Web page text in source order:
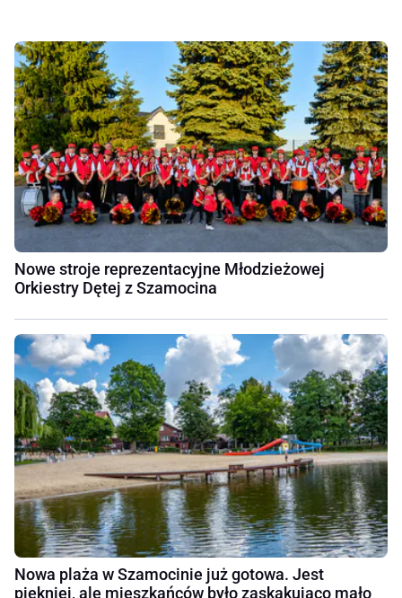
Nowe stroje reprezentacyjne Młodzieżowej
Orkiestry Dętej z Szamocina
Nowa plaża w Szamocinie już gotowa. Jest
piękniej, ale mieszkańców było zaskakująco mało